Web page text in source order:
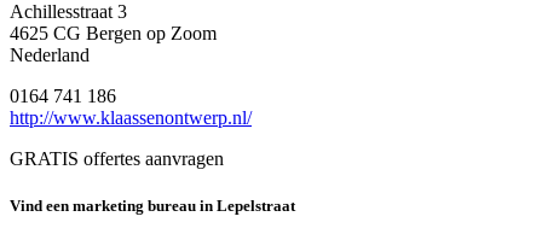
Achillesstraat 3
4625 CG Bergen op Zoom
Nederland
0164 741 186
http://www.klaassenontwerp.nl/
GRATIS offertes aanvragen
Vind een marketing bureau in Lepelstraat